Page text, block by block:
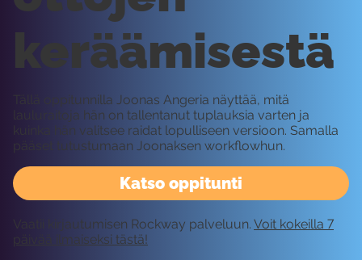
Katso oppitunti
keräämisestä
Tällä oppitunnilla Joonas Angeria näyttää, mitä
lauluraitoja hän on tallentanut tuplauksia varten ja
kuinka hän valitsee raidat lopulliseen versioon. Samalla
pääset tutustumaan Joonaksen workflowhun.
Vaatii kirjautumisen Rockway palveluun. Voit kokeilla 7
päivää ilmaiseksi tästä!